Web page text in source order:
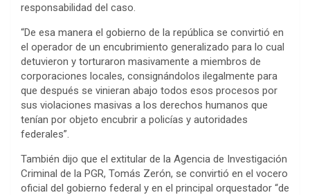
responsabilidad del caso.
“De esa manera el gobierno de la república se convirtió en
el operador de un encubrimiento generalizado para lo cual
detuvieron y torturaron masivamente a miembros de
corporaciones locales, consignándolos ilegalmente para
que después se vinieran abajo todos esos procesos por
sus violaciones masivas a los derechos humanos que
tenían por objeto encubrir a policías y autoridades
federales”.
También dijo que el extitular de la Agencia de Investigación
Criminal de la PGR, Tomás Zerón, se convirtió en el vocero
oficial del gobierno federal y en el principal orquestador “de